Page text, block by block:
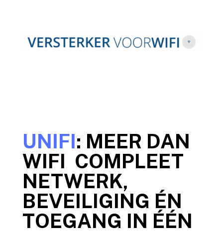
UNIFI: MEER DAN
WIFI COMPLEET
NETWERK,
BEVEILIGING ÉN
TOEGANG IN ÉÉN